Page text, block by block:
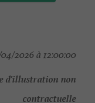
2026 à 12:00:00
d'illustration non
contractuelle